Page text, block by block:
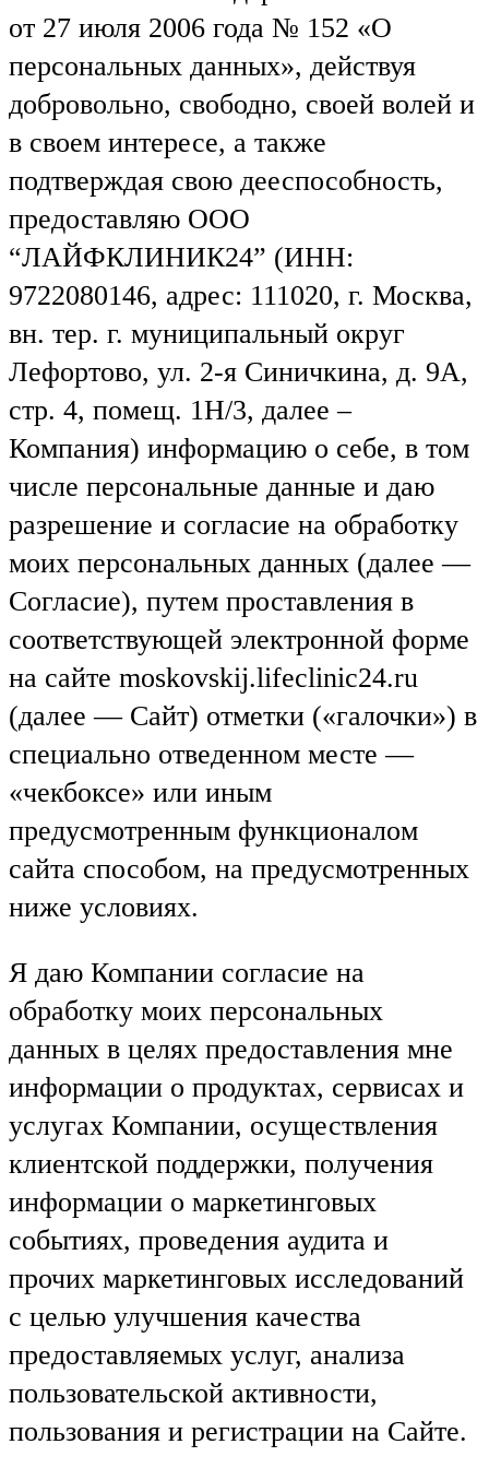
от 27 июля 2006 года № 152 «О
персональных данных», действуя
добровольно, свободно, своей волей и
в своем интересе, а также
подтверждая свою дееспособность,
предоставляю ООО
“ЛАЙФКЛИНИК24” (ИНН:
9722080146, адрес: 111020, г. Москва,
вн. тер. г. муниципальный округ
Лефортово, ул. 2-я Синичкина, д. 9А,
стр. 4, помещ. 1Н/3, далее –
Компания) информацию о себе, в том
числе персональные данные и даю
разрешение и согласие на обработку
моих персональных данных (далее —
Согласие), путем проставления в
соответствующей электронной форме
на сайте moskovskij.lifeclinic24.ru
(далее — Сайт) отметки («галочки») в
специально отведенном месте —
«чекбоксе» или иным
предусмотренным функционалом
сайта способом, на предусмотренных
ниже условиях.
Я даю Компании согласие на
обработку моих персональных
данных в целях предоставления мне
информации о продуктах, сервисах и
услугах Компании, осуществления
клиентской поддержки, получения
информации о маркетинговых
событиях, проведения аудита и
прочих маркетинговых исследований
с целью улучшения качества
предоставляемых услуг, анализа
пользовательской активности,
пользования и регистрации на Сайте.